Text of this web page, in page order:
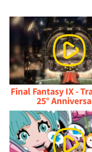
Final Fantasy IX -
25°